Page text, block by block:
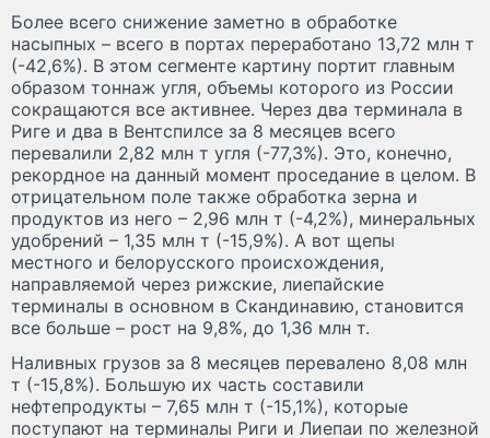
Более всего снижение заметно в обработке
насыпных – всего в портах переработано 13,72 млн т
(-42,6%). В этом сегменте картину портит главным
образом тоннаж угля, объемы которого из России
сокращаются все активнее. Через два терминала в
Риге и два в Вентспилсе за 8 месяцев всего
перевалили 2,82 млн т угля (-77,3%). Это, конечно,
рекордное на данный момент проседание в целом. В
отрицательном поле также обработка зерна и
продуктов из него – 2,96 млн т (-4,2%), минеральных
удобрений – 1,35 млн т (-15,9%). А вот щепы
местного и белорусского происхождения,
направляемой через рижские, лиепайские
терминалы в основном в Скандинавию, становится
все больше – рост на 9,8%, до 1,36 млн т.
Наливных грузов за 8 месяцев перевалено 8,08 млн
т (-15,8%). Большую их часть составили
нефтепродукты – 7,65 млн т (-15,1%), которые
поступают на терминалы Риги и Лиепаи по железной